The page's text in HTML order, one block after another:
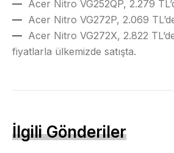
Acer Nitro VG252QP, 2.279
Acer Nitro VG272P, 2.069
Acer Nitro VG272X, 2.822
fiyatlarla ülkemizde satışta.
İlgili Gönderiler